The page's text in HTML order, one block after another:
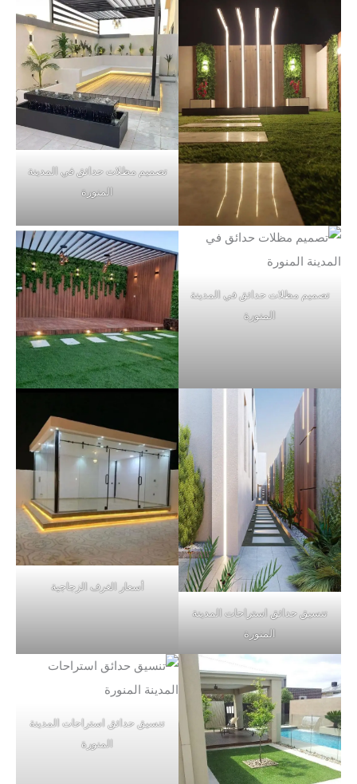
تصميم مظلات حدائق في المدينة
المنورة
تصميم مظلات حدائق في المدينة
المنورة
تنسيق حدائق استراحات المدينة
المنورة
أسعار الغرف الزجاجية
تنسيق حدائق استراحات المدينة
المنورة